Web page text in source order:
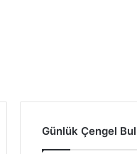
Günlük Çengel